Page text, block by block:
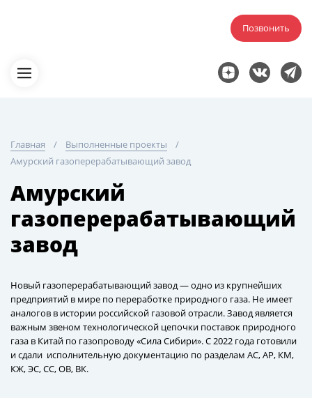
Позвонить
Главная
Выполненные проекты
Амурский газоперерабатывающий завод
Амурский
газоперерабатывающий
завод
Новый газоперерабатывающий завод — одно из крупнейших
предприятий в мире по переработке природного газа. Не имеет
аналогов в истории российской газовой отрасли. Завод является
важным звеном технологической цепочки поставок природного
газа в Китай по газопроводу «Сила Сибири». С 2022 года готовили
и сдали исполнительную документацию по разделам АС, АР, КМ,
КЖ, ЭС, СС, ОВ, ВК.